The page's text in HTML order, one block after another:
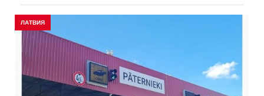
ЛАТВИЯ